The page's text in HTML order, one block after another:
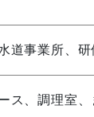
事業所、
ス、調理室